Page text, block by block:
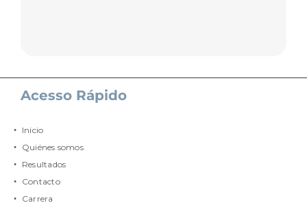
Acesso Rápido
Inicio
Quiénes somos
Resultados
Contacto
Carrera